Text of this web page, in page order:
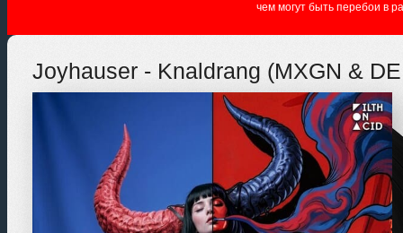
чем могут быть перебои в
Joyhauser - Knaldrang (MXGN &